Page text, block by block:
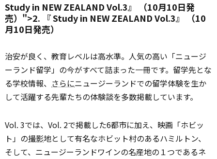
Study in NEW ZEALAND Vol.3』 （10月10日発
売）">2. 『Studyin NEW ZEALAND Vol.3』 （10
月10日発売）
治安が良く、教育レベルは高水準。人気の高い「ニュージ
ーランド留学」の今がすべて詰まった一冊です。留学先とな
る学校情報、 さらにニュージーランドでの留学体験を生か
して活躍する先輩たちの体験談を多数掲載しています。
Vol. 3では、Vol. 2で掲載した6都市に加え、映画「ホビッ
ト」の撮影地として有名なホビット村のあるハミルトン、
そして、ニュージーランドワインの名産地の１つであるネ